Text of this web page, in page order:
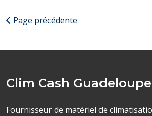
Page précédente
Clim Cash Guadeloupe
Fournisseur de matériel de